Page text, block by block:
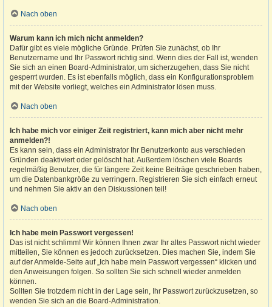
Nach oben
Warum kann ich mich nicht anmelden?
Dafür gibt es viele mögliche Gründe. Prüfen Sie zunächst, ob Ihr
Benutzername und Ihr Passwort richtig sind. Wenn dies der Fall ist, wenden
Sie sich an einen Board-Administrator, um sicherzugehen, dass Sie nicht
gesperrt wurden. Es ist ebenfalls möglich, dass ein Konfigurationsproblem
mit der Website vorliegt, welches ein Administrator lösen muss.
Nach oben
Ich habe mich vor einiger Zeit registriert, kann mich aber nicht mehr
anmelden?!
Es kann sein, dass ein Administrator Ihr Benutzerkonto aus verschieden
Gründen deaktiviert oder gelöscht hat. Außerdem löschen viele Boards
regelmäßig Benutzer, die für längere Zeit keine Beiträge geschrieben haben,
um die Datenbankgröße zu verringern. Registrieren Sie sich einfach erneut
und nehmen Sie aktiv an den Diskussionen teil!
Nach oben
Ich habe mein Passwort vergessen!
Das ist nicht schlimm! Wir können Ihnen zwar Ihr altes Passwort nicht wieder
mitteilen, Sie können es jedoch zurücksetzen. Dies machen Sie, indem Sie
auf der Anmelde-Seite auf „Ich habe mein Passwort vergessen“ klicken und
den Anweisungen folgen. So sollten Sie sich schnell wieder anmelden
können.
Sollten Sie trotzdem nicht in der Lage sein, Ihr Passwort zurückzusetzen, so
wenden Sie sich an die Board-Administration.